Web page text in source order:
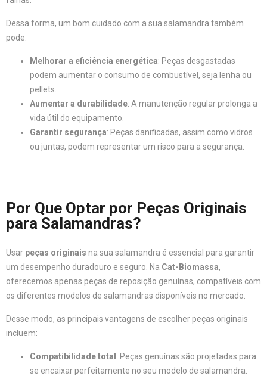
Dessa forma, um bom cuidado com a sua salamandra também
pode:
Melhorar a eficiência energética: Peças desgastadas
podem aumentar o consumo de combustível, seja lenha ou
pellets.
Aumentar a durabilidade: A manutenção regular prolonga a
vida útil do equipamento.
Garantir segurança: Peças danificadas, assim como vidros
ou juntas, podem representar um risco para a segurança.
Por Que Optar por Peças Originais
para Salamandras?
Usar peças originais na sua salamandra é essencial para garantir
um desempenho duradouro e seguro. Na Cat-Biomassa,
oferecemos apenas peças de reposição genuínas, compatíveis com
os diferentes modelos de salamandras disponíveis no mercado.
Desse modo, as principais vantagens de escolher peças originais
incluem:
Compatibilidade total : Peças genuínas são projetadas para
se encaixar perfeitamente no seu modelo de salamandra.